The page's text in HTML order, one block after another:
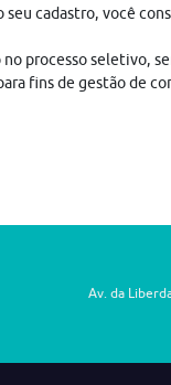
cadastro, você
processo seletivo,
fins de gestão de
Av. da